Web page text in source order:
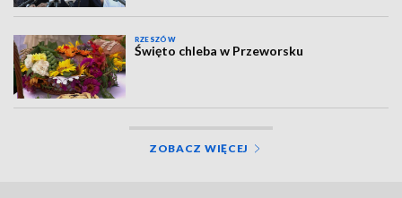
RZESZÓW
Święto chleba w Przeworsku
ZOBACZ WIĘCEJ